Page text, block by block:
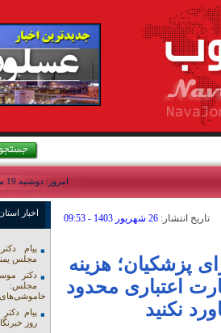
امروز: دوشنبه 19 مرداد 1405 / Monday 10 Aug 2026
تاريخ انتشار: 26 شهريور 1403 - 09:53
پزشکیان؛ هزینه
اعتباری محدود
نکنید
اخبار
پیام
مجلس
دکتر
مجلس:
پیام
روز